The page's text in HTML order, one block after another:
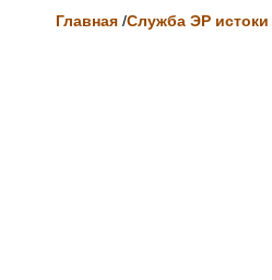
Главная /Служба ЭР истоки